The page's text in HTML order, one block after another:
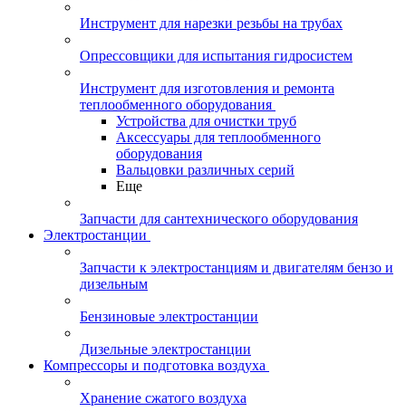
Инструмент для нарезки резьбы на трубах
Опрессовщики для испытания гидросистем
Инструмент для изготовления и ремонта
теплообменного оборудования
Устройства для очистки труб
Аксессуары для теплообменного
оборудования
Вальцовки различных серий
Еще
Запчасти для сантехнического оборудования
Электростанции
Запчасти к электростанциям и двигателям бензо и
дизельным
Бензиновые электростанции
Дизельные электростанции
Компрессоры и подготовка воздуха
Хранение сжатого воздуха